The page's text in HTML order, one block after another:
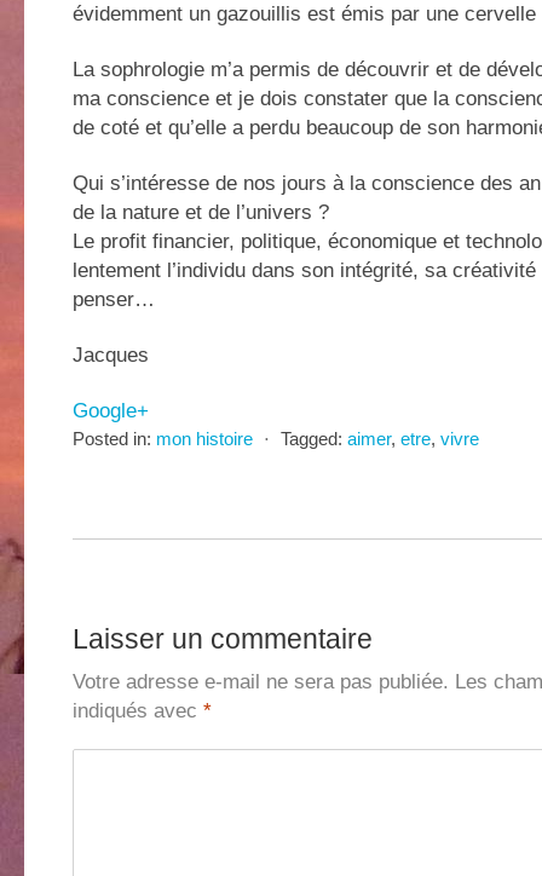
évidemment un gazouillis est émis par une
La sophrologie m’a permis de découvrir et de
ma conscience et je dois constater que la
de coté et qu’elle a perdu beaucoup de son
Qui s’intéresse de nos jours à la conscience des
de la nature et de l’univers ?
Le profit financier, politique, économique et
lentement l’individu dans son intégrité, sa
penser…
Jacques
Google+
Posted in: mon histoire ⋅ Tagged: aimer, etre, vivre
Laisser un commentaire
Votre adresse e-mail ne sera pas publiée. Les
indiqués avec *